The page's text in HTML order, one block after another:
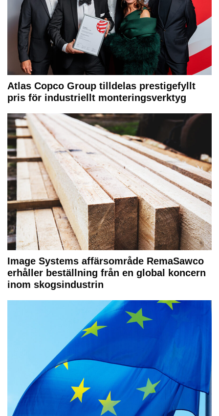
Atlas Copco Group tilldelas prestigefyllt
pris för industriellt monteringsverktyg
Image Systems affärsområde RemaSawco
erhåller beställning från en global koncern
inom skogsindustrin